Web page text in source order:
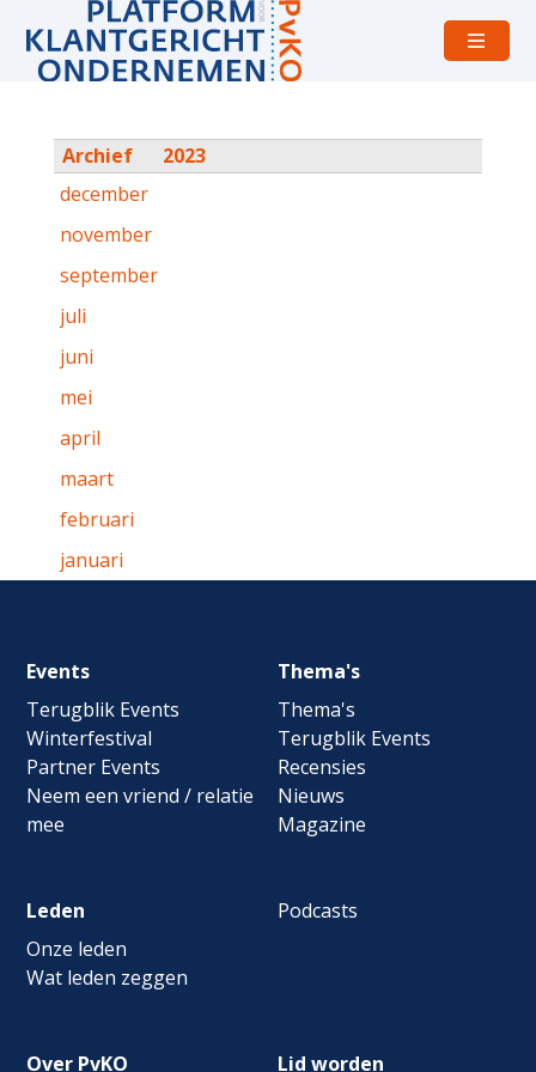
Open
Archief
2023
december
november
september
juli
juni
mei
april
maart
februari
januari
Footer
navigation
Events
Terugblik Events
Winterfestival
Partner Events
Neem een vriend / relatie
mee
Thema's
Thema's
Terugblik Events
Recensies
Nieuws
Magazine
Leden
Onze leden
Wat leden zeggen
Podcasts
Over PvKO Lid worden